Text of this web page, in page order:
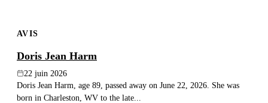
AVIS
Doris Jean Harm
22 juin 2026
Doris Jean Harm, age 89, passed away on June 22, 2026. She was
born in Charleston, WV to the late...